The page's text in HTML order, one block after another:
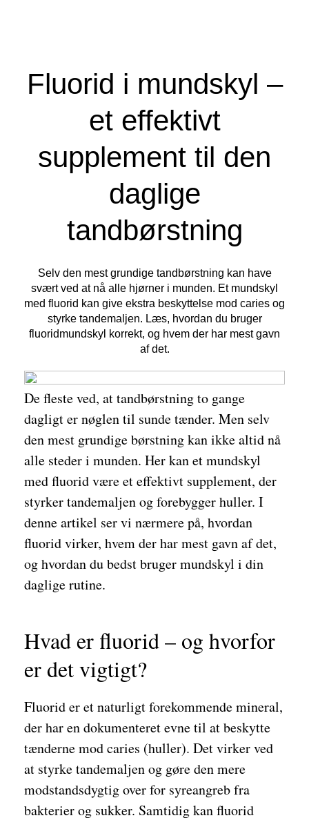
Fluorid i mundskyl –
et effektivt
supplement til den
daglige
tandbørstning
Selv den mest grundige tandbørstning kan have
svært ved at nå alle hjørner i munden. Et mundskyl
med fluorid kan give ekstra beskyttelse mod caries og
styrke tandemaljen. Læs, hvordan du bruger
fluoridmundskyl korrekt, og hvem der har mest gavn
af det.
De fleste ved, at tandbørstning to gange
dagligt er nøglen til sunde tænder. Men selv
den mest grundige børstning kan ikke altid nå
alle steder i munden. Her kan et mundskyl
med fluorid være et effektivt supplement, der
styrker tandemaljen og forebygger huller. I
denne artikel ser vi nærmere på, hvordan
fluorid virker, hvem der har mest gavn af det,
og hvordan du bedst bruger mundskyl i din
daglige rutine.
Hvad er fluorid – og hvorfor
er det vigtigt?
Fluorid er et naturligt forekommende mineral,
der har en dokumenteret evne til at beskytte
tænderne mod caries (huller). Det virker ved
at styrke tandemaljen og gøre den mere
modstandsdygtig over for syreangreb fra
bakterier og sukker. Samtidig kan fluorid